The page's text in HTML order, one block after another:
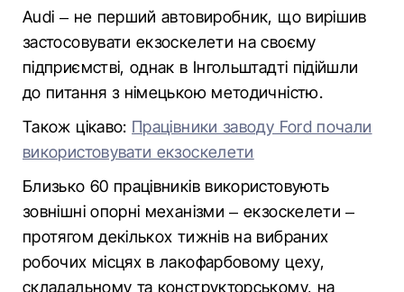
Audi – не перший автовиробник, що вирішив
застосовувати екзоскелети на своєму
підприємстві, однак в Інгольштадті підійшли
до питання з німецькою методичністю.
Також цікаво: Працівники заводу Ford почали
використовувати екзоскелети
Близько 60 працівників використовують
зовнішні опорні механізми – екзоскелети –
протягом декількох тижнів на вибраних
робочих місцях в лакофарбовому цеху,
складальному та конструкторському, на